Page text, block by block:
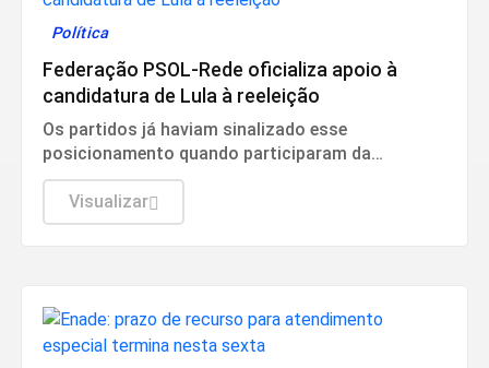
Política
Federação PSOL-Rede oficializa apoio à
candidatura de Lula à reeleição
Os partidos já haviam sinalizado esse
posicionamento quando participaram da
convenção do PT, no último fim de semana.
Visualizar